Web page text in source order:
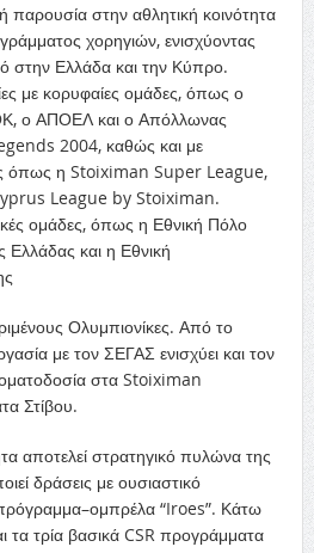
παρουσία στην αθλητική κοινότητα
χορηγιών, ενισχύοντας
στην Ελλάδα και την Κύπρο.
με κορυφαίες ομάδες, όπως ο
ο ΑΠΟΕΛ και ο Απόλλωνας
2004, καθώς και με
όπως η Stoiximan Super League,
League by Stoiximan.
ομάδες, όπως η Εθνική Πόλο
Ελλάδας και η Εθνική
Ολυμπιονίκες. Από το
με τον ΣΕΓΑΣ ενισχύει και τον
στα Stoiximan
Στίβου.
αποτελεί στρατηγικό πυλώνα της
δράσεις με ουσιαστικό
“Iroes”. Κάτω
τρία βασικά CSR προγράμματα